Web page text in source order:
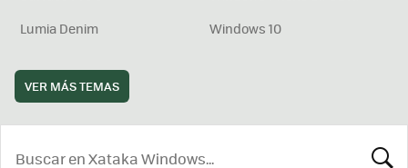
Lumia Denim
Windows 10
VER MÁS TEMAS